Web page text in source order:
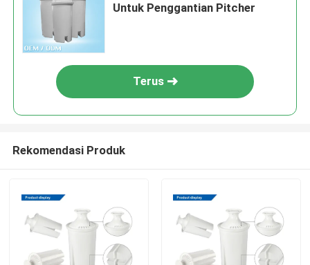
Untuk Penggantian Pitcher
Terus
Rekomendasi Produk